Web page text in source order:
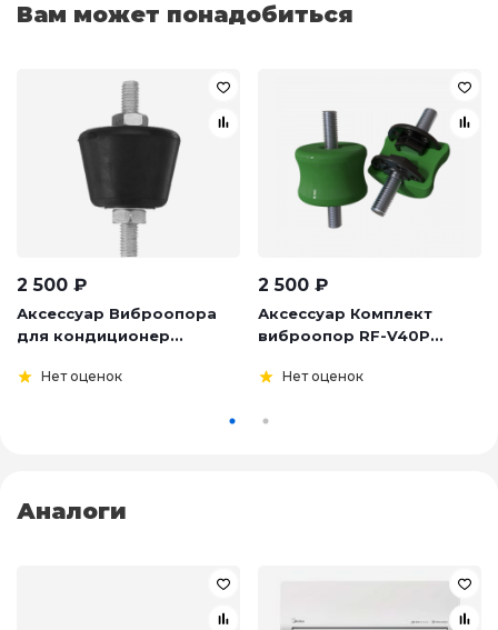
Вам может понадобиться
2 500 ₽
Аксессуар Виброопора
для кондиционер...
Нет оценок
2 500 ₽
Аксессуар Комплект
виброопор RF-V40P...
Нет оценок
Аналоги